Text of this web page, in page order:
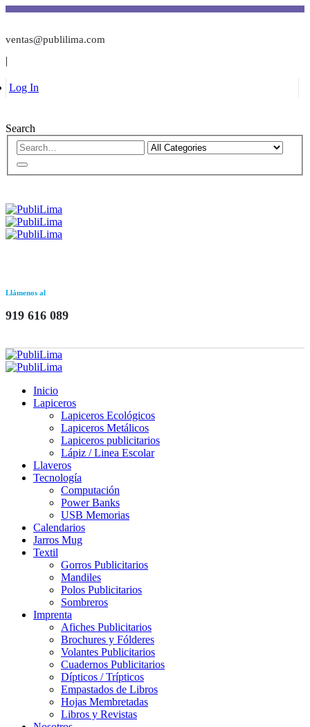
ventas@publilima.com
|
Log In
Search
Llámenos al
919 616 089
Inicio
Lapiceros
Lapiceros Ecológicos
Lapiceros Metálicos
Lapiceros publicitarios
Lápiz / Linea Escolar
Llaveros
Tecnología
Computación
Power Banks
USB Memorias
Calendarios
Jarros Mug
Textil
Gorros Publicitarios
Mandiles
Polos Publicitarios
Sombreros
Imprenta
Afiches Publicitarios
Brochures y Fólderes
Volantes Publicitarios
Cuadernos Publicitarios
Dípticos / Trípticos
Empastados de Libros
Hojas Membretadas
Libros y Revistas